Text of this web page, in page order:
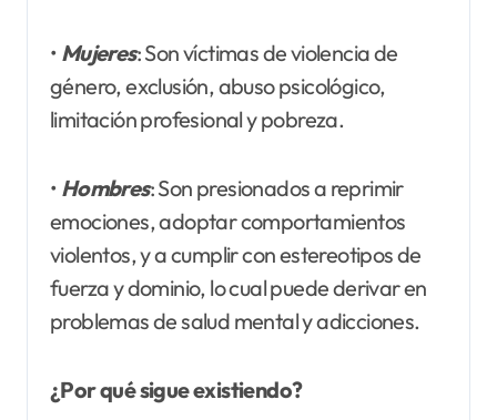
• Mujeres: Son víctimas de violencia de
género, exclusión, abuso psicológico,
limitación profesional y pobreza.
• Hombres: Son presionados a reprimir
emociones, adoptar comportamientos
violentos, y a cumplir con estereotipos de
fuerza y dominio, lo cual puede derivar en
problemas de salud mental y adicciones.
¿Por qué sigue existiendo?